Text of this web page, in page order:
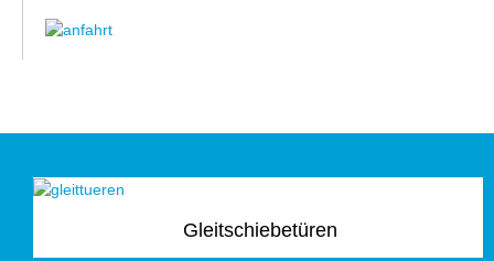
Gleitschiebetüren